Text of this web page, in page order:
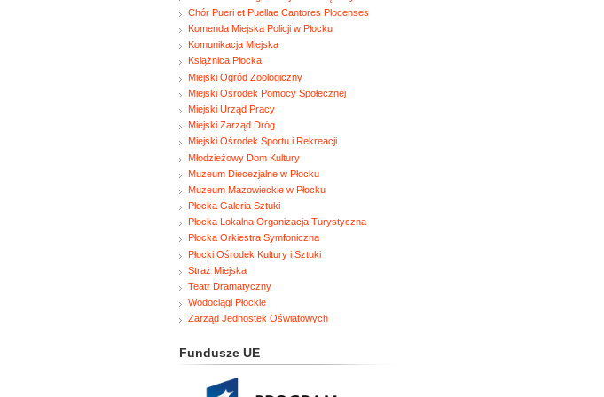
Chór Pueri et Puellae Cantores Plocenses
Komenda Miejska Policji w Płocku
Komunikacja Miejska
Książnica Płocka
Miejski Ogród Zoologiczny
Miejski Ośrodek Pomocy Społecznej
Miejski Urząd Pracy
Miejski Zarząd Dróg
Miejski Ośrodek Sportu i Rekreacji
Młodzieżowy Dom Kultury
Muzeum Diecezjalne w Płocku
Muzeum Mazowieckie w Płocku
Płocka Galeria Sztuki
Płocka Lokalna Organizacja Turystyczna
Płocka Orkiestra Symfoniczna
Płocki Ośrodek Kultury i Sztuki
Straż Miejska
Teatr Dramatyczny
Wodociągi Płockie
Zarząd Jednostek Oświatowych
Fundusze UE